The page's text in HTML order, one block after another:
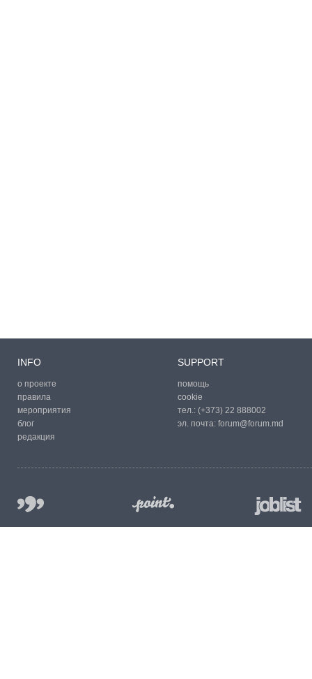
INFO
о проекте
правила
мероприятия
блог
редакция
SUPPORT
помощь
cookie
тел.: (+373) 22 888002
эл. почта: forum@forum.md